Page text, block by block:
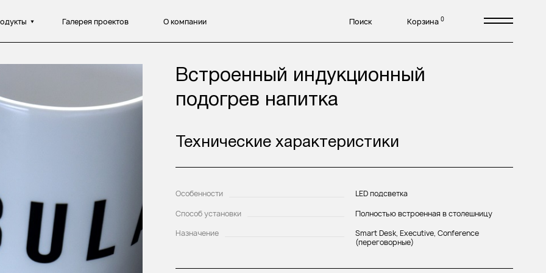
Галерея проектов О компании Поиск Корзина 0
Встроенный индукционный
подогрев напитка
Технические характеристики
Особенности LED подсветка
Способ установки Полностью встроенная в столешницу
Назначение
Smart Desk, Executive, Conference
(переговорные)